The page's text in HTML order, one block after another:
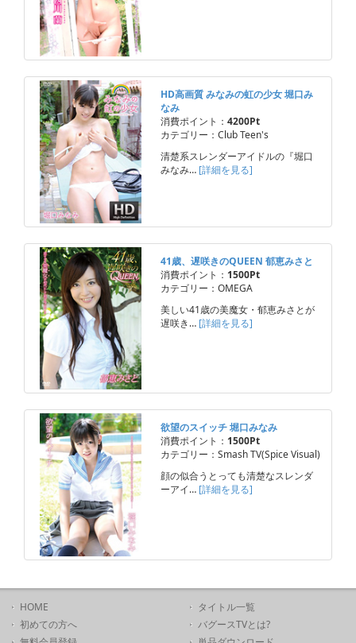
HD高画質 みなみの虹の少女 堀口み
なみ
消費ポイント： 4200Pt
カテゴリー：Club Teen's
清楚系スレンダーアイドルの『堀口
みなみ… [詳細を見る]
41歳、遅咲きのQUEEN 郁恵みさと
消費ポイント： 1500Pt
カテゴリー：OMEGA
美しい41歳の美魔女・郁恵みさとが
遅咲き… [詳細を見る]
欲望のスイッチ 堀口みなみ
消費ポイント： 1500Pt
カテゴリー：Smash TV(Spice Visual)
顔の似合うとっても清楚なスレンダ
ーアイ… [詳細を見る]
HOME
初めての方へ
タイトル一覧
バグースTVとは?